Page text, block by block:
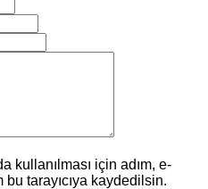
kullanılması için adım, e-
tarayıcıya kaydedilsin.